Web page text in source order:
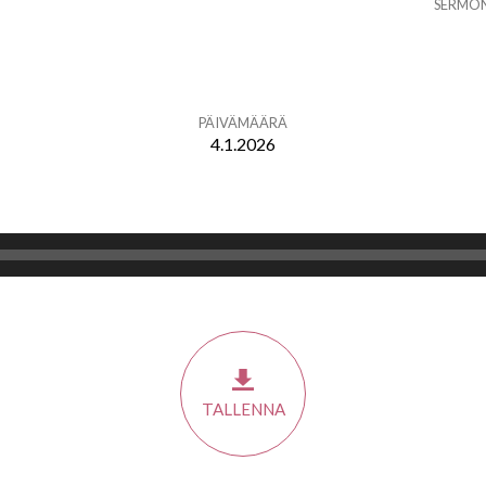
PÄIVÄMÄÄRÄ
4.1.2026
TALLENNA